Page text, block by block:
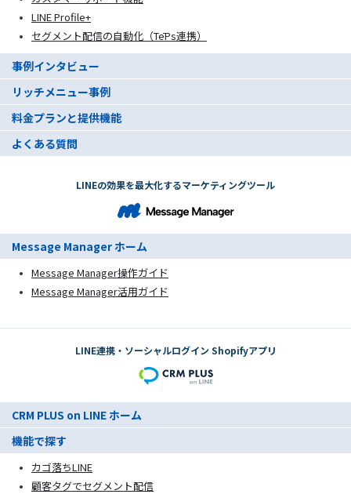
LINE Profile+
セグメント配信の自動化（TēPs連携）
事例インタビュー
リッチメニュー事例
料金プランと提供機能
よくある質問
LINEの効果を最大化するマーケティングツール
Message Manager ホーム
Message Manager操作ガイド
Message Manager活用ガイド
LINE連携・ソーシャルログイン Shopifyアプリ
CRM PLUS on LINE ホーム
機能で探す
カゴ落ちLINE
顧客タグでセグメント配信